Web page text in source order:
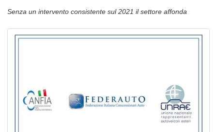
Senza un intervento consistente sul 2021 il settore affonda